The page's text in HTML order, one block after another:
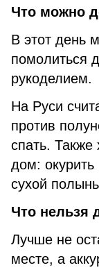
Что можно
В этот день
помолиться
рукоделием.
На Руси
против
спать. Также
дом:
сухой
Что нельзя
Лучше не
месте, а